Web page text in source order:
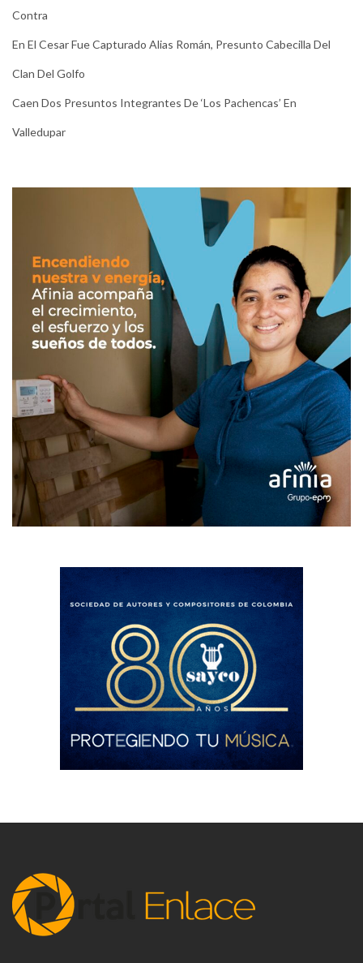
Contra
En El Cesar Fue Capturado Alias Román, Presunto Cabecilla Del
Clan Del Golfo
Caen Dos Presuntos Integrantes De ‘Los Pachencas’ En
Valledupar